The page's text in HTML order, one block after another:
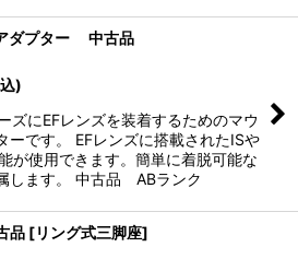
ダプター 中古品
)
ズにEFレンズを装着するためのマウ
ーです。 EFレンズに搭載されたISや
が使用できます。簡単に着脱可能な
します。 中古品 ABランク
品 [リング式三脚座]